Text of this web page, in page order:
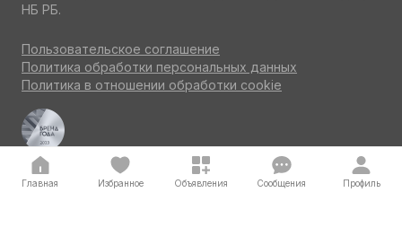
НБ РБ.
Пользовательское соглашение
Политика обработки персональных данных
Политика в отношении обработки cookie
Куфар Авто — одна из ведущих площадок об авто
по итогам потребительского голосования на конкурсе
«Бренд года» 2023
Главная Избранное Объявления Сообщения Профиль